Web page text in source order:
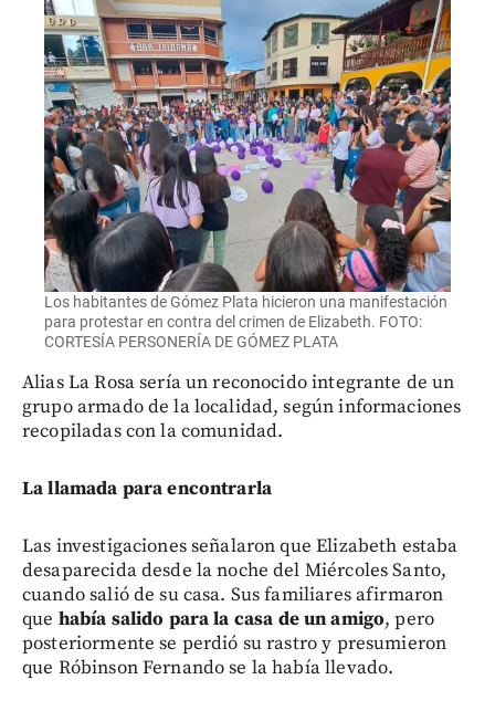
Los habitantes de Gómez Plata hicieron una manifestación
para protestar en contra del crimen de Elizabeth. FOTO:
CORTESÍA PERSONERÍA DE GÓMEZ PLATA
Alias La Rosa sería un reconocido integrante de un
grupo armado de la localidad, según informaciones
recopiladas con la comunidad.
La llamada para encontrarla
Las investigaciones señalaron que Elizabeth estaba
desaparecida desde la noche del Miércoles Santo,
cuando salió de su casa. Sus familiares afirmaron
que había salido para la casa de un amigo, pero
posteriormente se perdió su rastro y presumieron
que Róbinson Fernando se la había llevado.